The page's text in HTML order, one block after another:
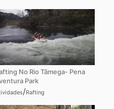
No Rio Tâmega- Pena
Park
/Rafting